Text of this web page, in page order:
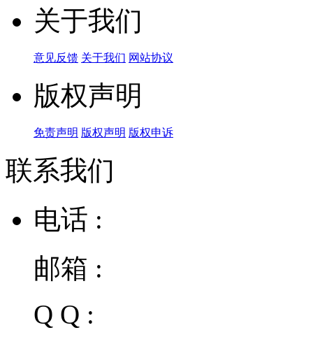
关于我们
意见反馈 关于我们 网站协议
版权声明
免责声明 版权声明 版权申诉
联系我们
电话 :
邮箱 :
Q Q :